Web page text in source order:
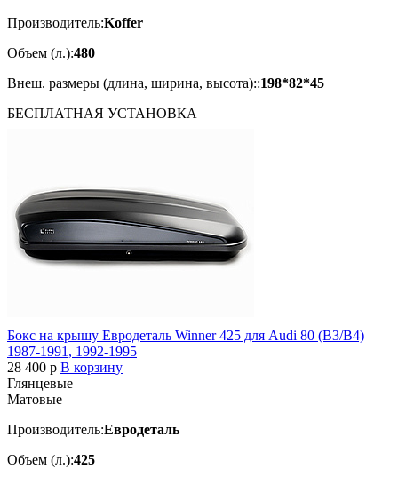
Производитель:Koffer
Объем (л.):480
Внеш. размеры (длина, ширина, высота)::198*82*45
БЕСПЛАТНАЯ УСТАНОВКА
Бокс на крышу Евродеталь Winner 425 для Audi 80 (B3/B4)
1987-1991, 1992-1995
28 400 p В корзину
Глянцевые
Матовые
Производитель:Евродеталь
Объем (л.):425